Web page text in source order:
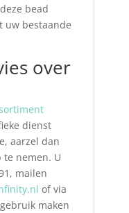
bead
uw bestaande
over
dienst
aarzel dan
te nemen. U
mailen
of via
maken